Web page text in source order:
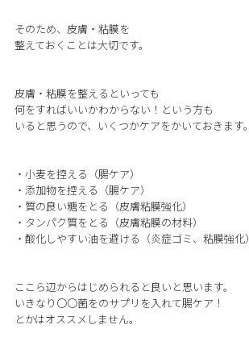
そのため、皮膚・粘膜を
整えておくことは大切です。
皮膚・粘膜を整えるといっても
何をすればいいかわからない！という方も
いると思うので、いくつかケアをかいておきます。
・小麦を控える（腸ケア）
・添加物を控える（腸ケア）
・質の良い糖をとる（皮膚粘膜強化）
・タンパク質をとる（皮膚粘膜の材料）
・酸化しやすい油を避ける（炎症ゴミ、粘膜強化）
ここら辺からはじめられると良いと思います。
いきなり〇〇菌をのサプリを入れて腸ケア！
とかはオススメしません。